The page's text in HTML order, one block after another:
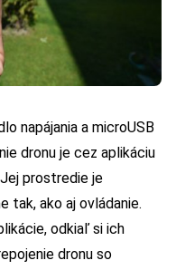
napájania a microUSB
dronu je cez aplikáciu
prostredie je
tak, ako aj ovládanie.
odkiaľ si ich
dronu so